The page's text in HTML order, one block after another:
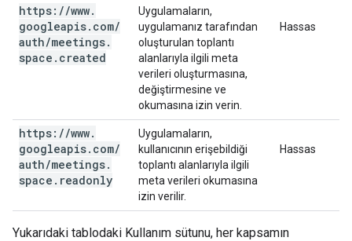
https: //www.
googleapis. com/
auth/meetings.
space . created
Uygulamaların,
uygulamanız tarafından
oluşturulan toplantı
alanlarıyla ilgili meta
verileri oluşturmasına,
değiştirmesine ve
okumasına izin verin.
Hassas
https: //www.
googleapis. com/
auth/meetings.
space . readonly
Uygulamaların,
kullanıcının erişebildiği
toplantı alanlarıyla ilgili
meta verileri okumasına
izin verilir.
Hassas
Yukarıdaki tablodaki Kullanım sütunu, her kapsamın